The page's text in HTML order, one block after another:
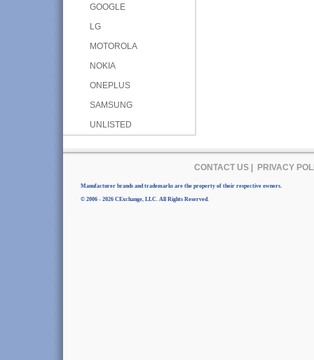
GOOGLE
LG
MOTOROLA
NOKIA
ONEPLUS
SAMSUNG
UNLISTED
CONTACT US| PRIVACY
Manufacturer brands and trademarks are the property of their respective owners.
© 2006 - 2026 CExchange, LLC. All Rights Reserved.